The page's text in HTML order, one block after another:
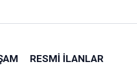
RESMI İLANLAR